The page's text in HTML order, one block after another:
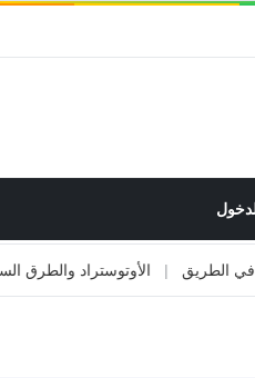
| الأوتوستراد والطرق السريعة